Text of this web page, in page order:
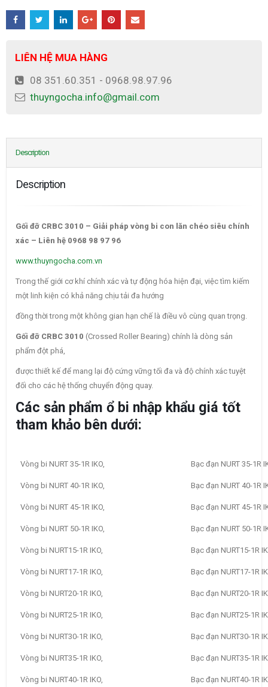
LIÊN HỆ MUA HÀNG
08 351.60.351 - 0968.98.97.96
thuyngocha.info@gmail.com
Description
Description
Gối đỡ CRBC 3010 – Giải pháp vòng bi con lăn chéo siêu chính
xác – Liên hệ 0968 98 97 96
www.thuyngocha.com.vn
Trong thế giới cơ khí chính xác và tự động hóa hiện đại, việc tìm kiếm
một linh kiện có khả năng chịu tải đa hướng
đồng thời trong một không gian hạn chế là điều vô cùng quan trọng.
Gối đỡ CRBC 3010 (Crossed Roller Bearing) chính là dòng sản
phẩm đột phá,
được thiết kế để mang lại độ cứng vững tối đa và độ chính xác tuyệt
đối cho các hệ thống chuyển động quay.
Các sản phẩm ổ bi nhập khẩu giá tốt
tham khảo bên dưới:
Vòng bi NURT 35-1R IKO, Bạc đạn NURT 35-1R
Vòng bi NURT 40-1R IKO, Bạc đạn NURT 40-1R
Vòng bi NURT 45-1R IKO, Bạc đạn NURT 45-1R
Vòng bi NURT 50-1R IKO, Bạc đạn NURT 50-1R
Vòng bi NURT15-1R IKO, Bạc đạn NURT15-1R
Vòng bi NURT17-1R IKO, Bạc đạn NURT17-1R
Vòng bi NURT20-1R IKO, Bạc đạn NURT20-1R
Vòng bi NURT25-1R IKO, Bạc đạn NURT25-1R
Vòng bi NURT30-1R IKO, Bạc đạn NURT30-1R
Vòng bi NURT35-1R IKO, Bạc đạn NURT35-1R
Vòng bi NURT40-1R IKO, Bạc đạn NURT40-1R